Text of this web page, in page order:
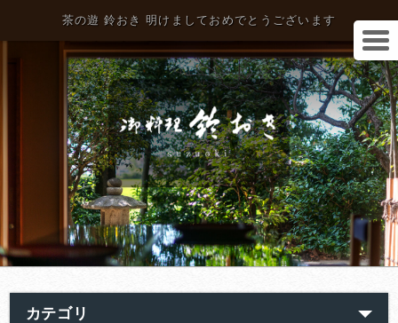
茶の遊 鈴おき 明けましておめでとうございます
カテゴリ